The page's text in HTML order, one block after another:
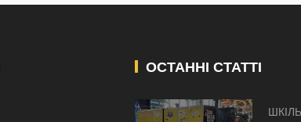
ОСТАННІ СТАТТІ